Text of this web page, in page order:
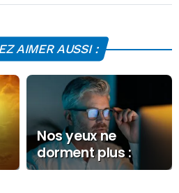
AIMER AUSSI :
Nos yeux ne
dorment plus :
pourquoi